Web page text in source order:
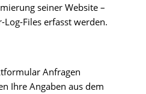
seiner Website –
Log-Files erfasst werden.
Anfragen
Ihre Angaben aus dem